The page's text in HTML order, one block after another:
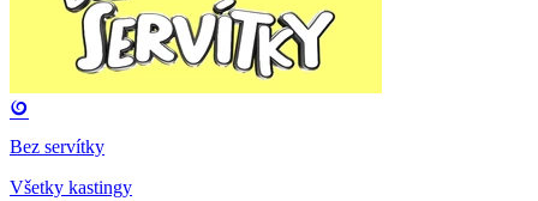
Bez servítky
Všetky kastingy